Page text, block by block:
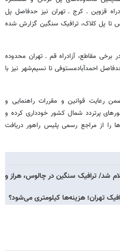
قزوین ـ کرج ـ تهران نیز حدفاصل پل
تا پل کلاک، ترافیک سنگین گزارش شده
برخی مقاطع، آزادراه قم ـ تهران محدوده
احمدآبادمستوفی تا نسیم‌شهر نیز با
رعایت قوانین و مقررات راهنمایی و
پرتردد شمال کشور خودداری کرده و
را از مراجع رسمی پلیس راهور دریافت
شد/ ترافیک سنگین در چالوس، هراز و
تهران؛ هزینه‌ها کیلومتری می‌شود؟